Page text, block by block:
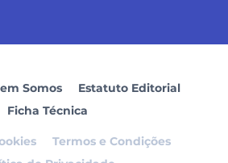
Somos
Estatuto Editorial
Ficha Técnica
Termos e Condições